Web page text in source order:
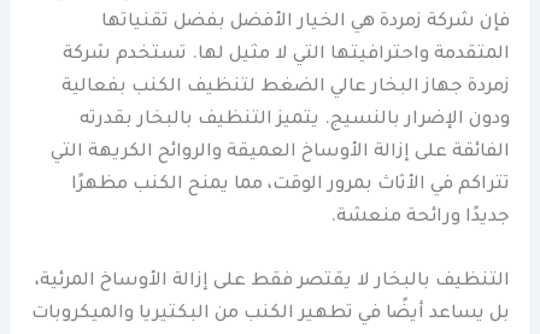
فإن شركة زمردة هي الخيار الأفضل بفضل تقنياتها
المتقدمة واحترافيتها التي لا مثيل لها. تستخدم شركة
زمردة جهاز البخار عالي الضغط لتنظيف الكنب بفعالية
ودون الإضرار بالنسيج. يتميز التنظيف بالبخار بقدرته
الفائقة على إزالة الأوساخ العميقة والروائح الكريهة التي
تتراكم في الأثاث بمرور الوقت، مما يمنح الكنب مظهرًا
جديدًا ورائحة منعشة.
التنظيف بالبخار لا يقتصر فقط على إزالة الأوساخ المرئية،
بل يساعد أيضًا في تطهير الكنب من البكتيريا والميكروبات